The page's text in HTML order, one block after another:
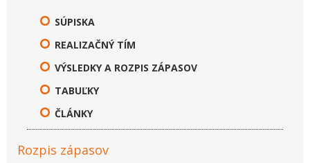
SÚPISKA
REALIZAČNÝ TÍM
VÝSLEDKY A ROZPIS ZÁPASOV
TABUĽKY
ČLÁNKY
Rozpis zápasov